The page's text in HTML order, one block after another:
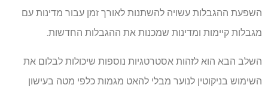
השפעת ההגבלות עשויה להשתנות לאורך זמן עבור מדינות עם
מגבלות קיימות ומדינות שמכנות את ההגבלות החדשות.
השלב הבא הוא לזהות אסטרטגיות נוספות שיכולות לבלום את
השימוש בניקוטין לנוער מבלי להאט מגמות כלפי מטה בעישון